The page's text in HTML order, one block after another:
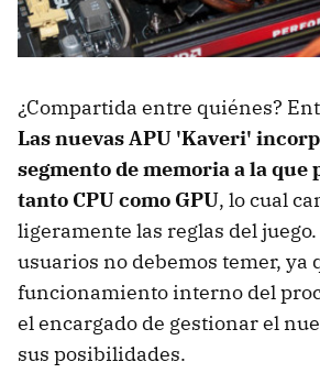
¿Compartida entre quiénes?
Las nuevas APU 'Kaveri'
segmento de memoria a la que
tanto CPU como GPU, lo cual
ligeramente las reglas del
usuarios no debemos temer, ya
funcionamiento interno del
el encargado de gestionar el
sus posibilidades.